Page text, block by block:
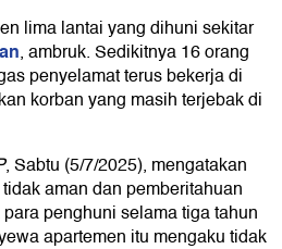
lima lantai yang dihuni sekitar
, ambruk. Sedikitnya 16 orang
penyelamat terus bekerja di
korban yang masih terjebak di
, Sabtu (5/7/2025), mengatakan
aman dan pemberitahuan
penghuni selama tiga tahun
apartemen itu mengaku tidak